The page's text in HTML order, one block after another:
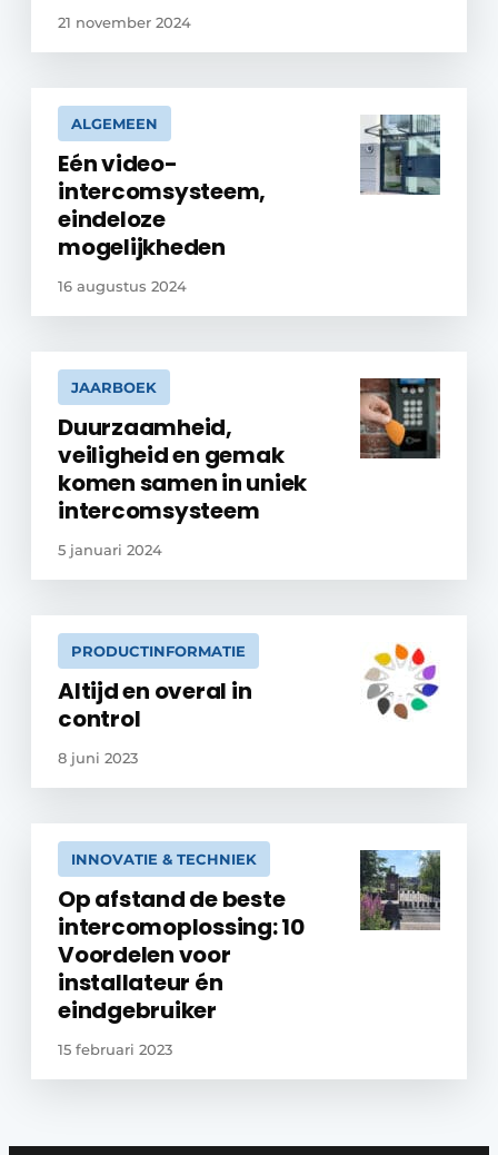
21 november 2024
ALGEMEEN
Eén video-
intercomsysteem,
eindeloze
mogelijkheden
16 augustus 2024
JAARBOEK
Duurzaamheid,
veiligheid en gemak
komen samen in uniek
intercomsysteem
5 januari 2024
PRODUCTINFORMATIE
Altijd en overal in
control
8 juni 2023
INNOVATIE & TECHNIEK
Op afstand de beste
intercomoplossing: 10
Voordelen voor
installateur én
eindgebruiker
15 februari 2023